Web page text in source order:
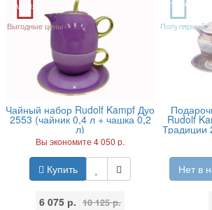
Акция
Выгодные цены
Чайный набор Rudolf Kampf Дуо
2553 (чайник 0,4 л + чашка 0,2
л)
Вы экономите 4 050 р.
Купить
6 075 р. 10 125 р.
TOP
Популярный
Rudolf
Традиции
Нет в